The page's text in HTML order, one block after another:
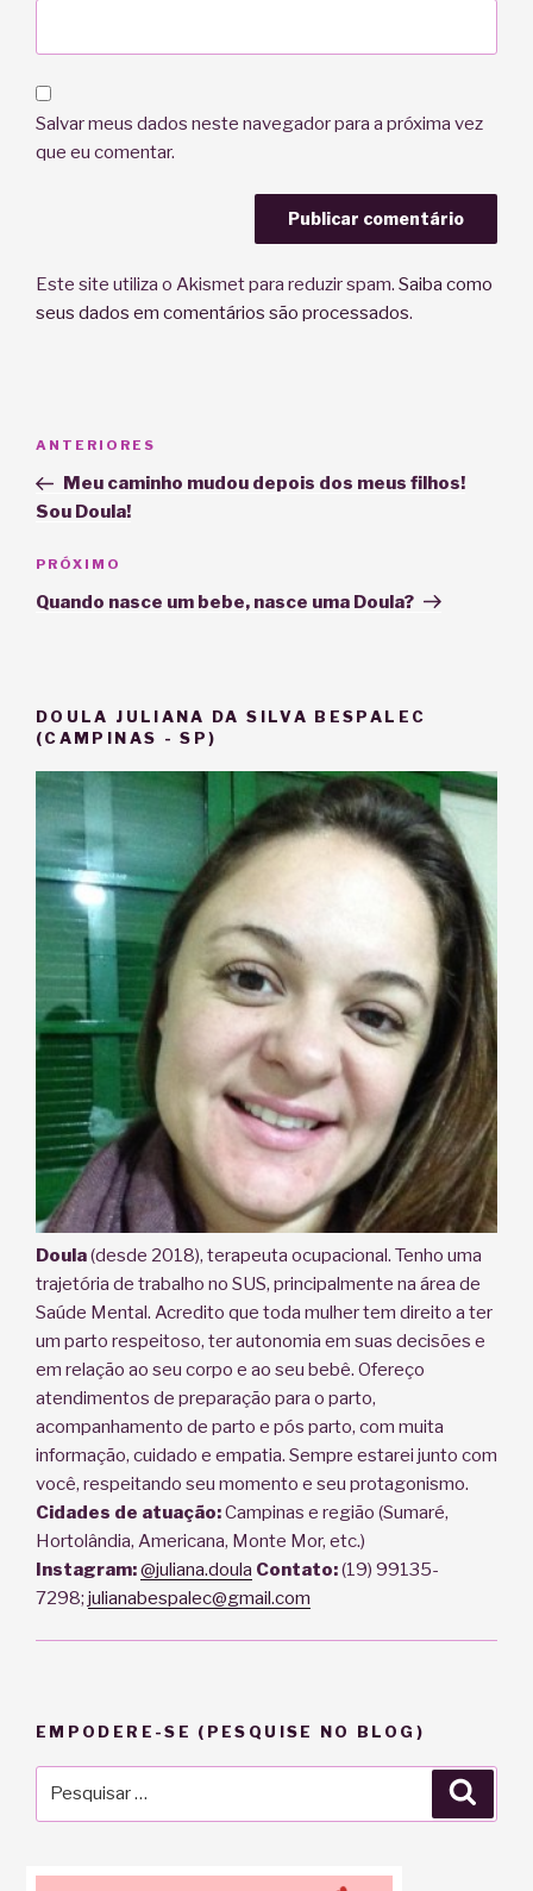
Salvar meus dados neste navegador para a próxima vez
que eu comentar.
Este site utiliza o Akismet para reduzir spam. Saiba como
seus dados em comentários são processados.
Post
Post
anterior
ANTERIORES
Meu caminho mudou depois dos meus filhos!
Sou Doula!
Próximo
post
PRÓXIMO
Quando nasce um bebe, nasce uma Doula?
DOULA JULIANA DA SILVA BESPALEC
(CAMPINAS - SP)
Doula(desde 2018), terapeuta ocupacional. Tenho uma
trajetória de trabalho no SUS, principalmente na área de
Saúde Mental. Acredito que toda mulher tem direito a ter
um parto respeitoso, ter autonomia em suas decisões e
em relação ao seu corpo e ao seu bebê. Ofereço
atendimentos de preparação para o parto,
acompanhamento de parto e pós parto, com muita
informação, cuidado e empatia. Sempre estarei junto com
você, respeitando seu momento e seu protagonismo.
Cidades de atuação:Campinas e região (Sumaré,
Hortolândia, Americana, Monte Mor, etc.)
Instagram:@juliana.doula Contato:(19) 99135-
7298; julianabespalec@gmail.com
EMPODERE-SE (PESQUISE NO BLOG)